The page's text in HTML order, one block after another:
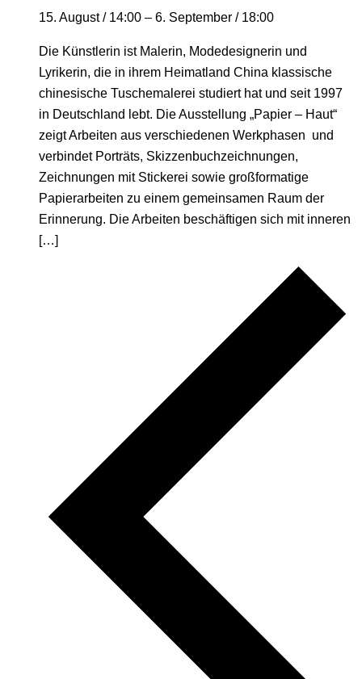
15. August / 14:00 – 6. September / 18:00
Die Künstlerin ist Malerin, Modedesignerin und
Lyrikerin, die in ihrem Heimatland China klassische
chinesische Tuschemalerei studiert hat und seit 1997
in Deutschland lebt. Die Ausstellung „Papier – Haut“
zeigt Arbeiten aus verschiedenen Werkphasen und
verbindet Porträts, Skizzenbuchzeichnungen,
Zeichnungen mit Stickerei sowie großformatige
Papierarbeiten zu einem gemeinsamen Raum der
Erinnerung. Die Arbeiten beschäftigen sich mit inneren
[…]